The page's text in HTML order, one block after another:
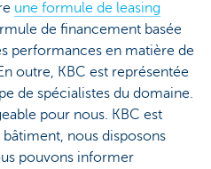
une formule de leasing
de financement basée
performances en matière de
outre, KBC est représentée
de spécialistes du domaine.
pour nous. KBC est
nous disposons
pouvons informer